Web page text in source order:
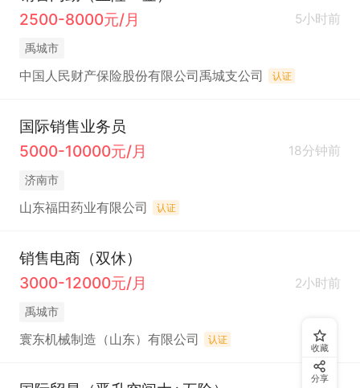
2500-8000元/月
5小时前
禹城市
中国人民财产保险股份有限公司禹城支公司 认证
国际销售业务员
5000-10000元/月
18分钟前
济南市
山东福田药业有限公司 认证
销售电商（双休）
3000-12000元/月
2小时前
禹城市
寰东机械制造（山东）有限公司 认证
收藏
分享